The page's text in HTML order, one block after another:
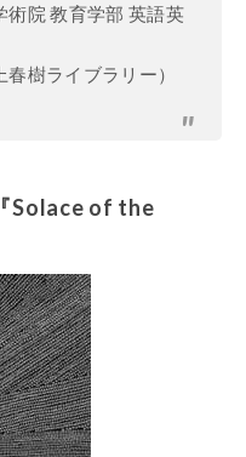
術院 教育学部 英語英
樹ライブラリー）
『Solace of the